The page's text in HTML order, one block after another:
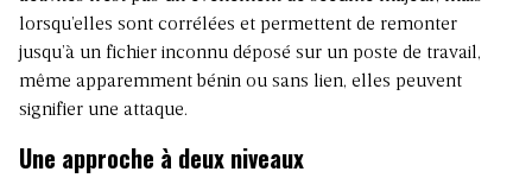
lorsqu’elles sont corrélées et permettent de remonter
jusqu’à un fichier inconnu déposé sur un poste de travail,
même apparemment bénin ou sans lien, elles peuvent
signifier une attaque.
Une approche à deux niveaux